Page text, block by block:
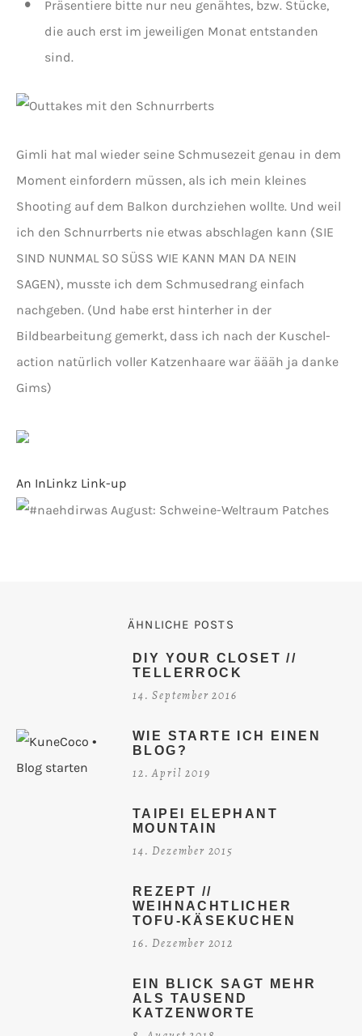
Präsentiere bitte nur neu genähtes, bzw. Stücke,
die auch erst im jeweiligen Monat entstanden
sind.
Gimli hat mal wieder seine Schmusezeit genau in dem
Moment einfordern müssen, als ich mein kleines
Shooting auf dem Balkon durchziehen wollte. Und weil
ich den Schnurrberts nie etwas abschlagen kann (SIE
SIND NUNMAL SO SÜSS WIE KANN MAN DA NEIN
SAGEN), musste ich dem Schmusedrang einfach
nachgeben. (Und habe erst hinterher in der
Bildbearbeitung gemerkt, dass ich nach der Kuschel-
action natürlich voller Katzenhaare war äääh ja danke
Gims)
An InLinkz Link-up
ÄHNLICHE POSTS
DIY YOUR CLOSET //
TELLERROCK
14. September 2016
WIE STARTE ICH EINEN
BLOG?
12. April 2019
TAIPEI ELEPHANT
MOUNTAIN
14. Dezember 2015
REZEPT //
WEIHNACHTLICHER
TOFU-KÄSEKUCHEN
16. Dezember 2012
EIN BLICK SAGT MEHR
ALS TAUSEND
KATZENWORTE